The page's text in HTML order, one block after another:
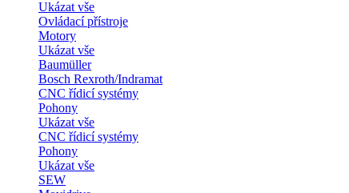
Ukázat vše
Ovládací přístroje
Motory
Ukázat vše
Baumüller
Bosch Rexroth/Indramat
CNC řídicí systémy
Pohony
Ukázat vše
CNC řídicí systémy
Pohony
Ukázat vše
SEW